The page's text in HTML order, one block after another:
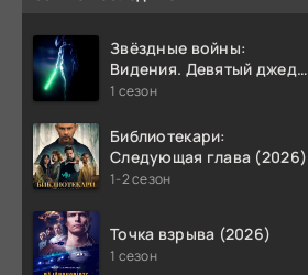
Звёздные войны:
Видения. Девятый джедай
(2026)
1 сезон
Библиотекари:
Следующая глава (2026)
1-2 сезон
Точка взрыва (2026)
1 сезон